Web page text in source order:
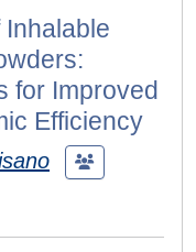
for Improved
Efficiency